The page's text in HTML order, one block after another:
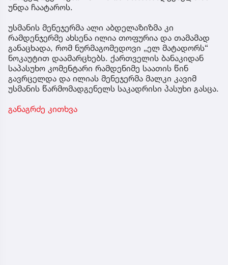
უნდა ჩაატაროს.
უსმანის მენეჯერმა ალი აბდელაზიზმა კი
რამდენჯერმე ახსენა ილია თოფურია და თამამად
განაცხადა, რომ ნურმაგომედოვი „ელ მატადორს“
ნოკაუტით დაამარცხებს. ქართველის ბანაკიდან
საპასუხო კომენტარი რამდენიმე საათის წინ
გავრცელდა და ილიას მენეჯერმა მალკი კავიმ
უსმანის წარმომადგენელს საკადრისი პასუხი გასცა.
განაგრძე კითხვა